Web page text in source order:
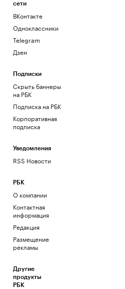
сети
ВКонтакте
Одноклассники
Telegram
Дзен
Подписки
Скрыть баннеры
на РБК
Подписка на РБК
Корпоративная
подписка
Уведомления
RSS Новости
РБК
О компании
Контактная
информация
Редакция
Размещение
рекламы
Другие
продукты
РБК